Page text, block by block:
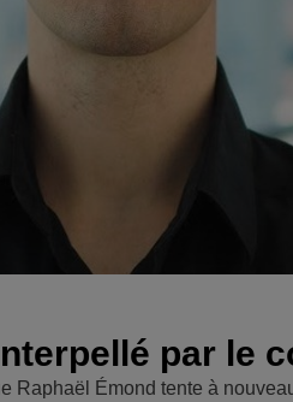
par le
Raphaël Émond tente à